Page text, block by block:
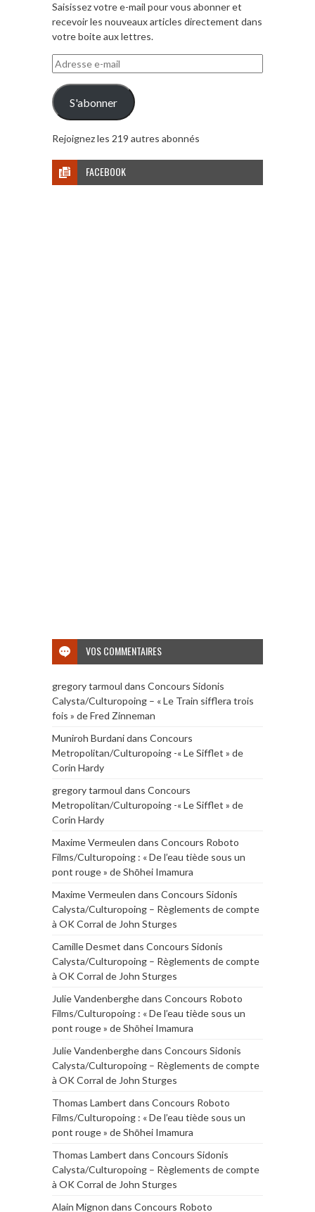
Saisissez votre e-mail pour vous abonner et
recevoir les nouveaux articles directement dans
votre boite aux lettres.
Adresse
e-
mail
S'abonner
Rejoignez les 219 autres abonnés
FACEBOOK
VOS COMMENTAIRES
gregory tarmoul dans Concours Sidonis
Calysta/Culturopoing – « Le Train sifflera trois
fois » de Fred Zinneman
Muniroh Burdanidans Concours
Metropolitan/Culturopoing -« Le Sifflet » de
Corin Hardy
gregory tarmoul dans Concours
Metropolitan/Culturopoing -« Le Sifflet » de
Corin Hardy
Maxime Vermeulen dans Concours Roboto
Films/Culturopoing : « De l’eau tiède sous un
pont rouge » de Shōhei Imamura
Maxime Vermeulen dans Concours Sidonis
Calysta/Culturopoing – Règlements de compte
à OK Corral de John Sturges
Camille Desmet dans Concours Sidonis
Calysta/Culturopoing – Règlements de compte
à OK Corral de John Sturges
Julie Vandenberghedans Concours Roboto
Films/Culturopoing : « De l’eau tiède sous un
pont rouge » de Shōhei Imamura
Julie Vandenberghedans Concours Sidonis
Calysta/Culturopoing – Règlements de compte
à OK Corral de John Sturges
Thomas Lambert dans Concours Roboto
Films/Culturopoing : « De l’eau tiède sous un
pont rouge » de Shōhei Imamura
Thomas Lambert dans Concours Sidonis
Calysta/Culturopoing – Règlements de compte
à OK Corral de John Sturges
Alain Mignon dans Concours Roboto